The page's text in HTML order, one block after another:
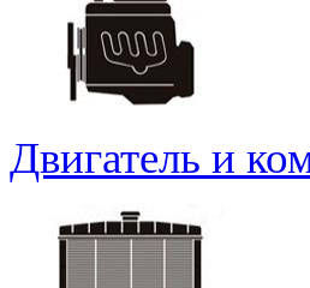
Двигатель и